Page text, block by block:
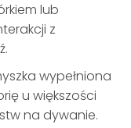
lub
z
wypełniona
u większości
na dywanie.